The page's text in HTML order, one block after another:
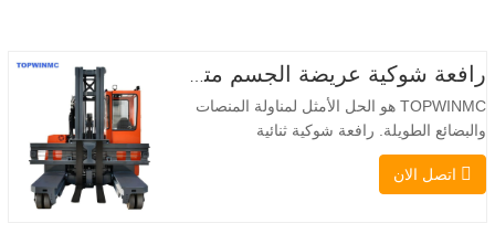
رافعة شوكية عريضة الجسم متعددة الاتجاهات 3.5-5.0 طن
TOPWINMC هو الحل الأمثل لمناولة المنصات
والبضائع الطويلة. رافعة شوكية ثنائية
الاستخدام، تجمع بين مزايا الرافعة الشوكية
والرافعة الجانبية. محركها الكهربائي الهادئ
اتصل الان